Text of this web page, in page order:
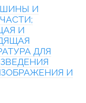
И
И
ДЛЯ
И